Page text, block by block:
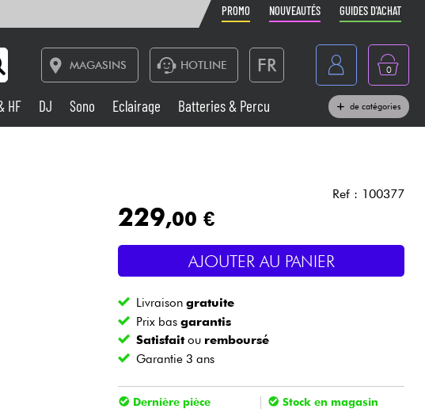
PROMO NOUVEAUTÉS GUIDES D'ACHAT
MAGASINS HOTLINE FR
Belgique
België
Nederland
0
Sono
Vents
Câbles & Access.
HF DJ Sono Eclairage
Batteries & Percu
de catégories
Ref : 100377
229,00 €
AJOUTER AU PANIER
Livraisongratuite
Prix basgarantis
Satisfaitou remboursé
Garantie 3 ans
Dernière pièce
Stock en magasin